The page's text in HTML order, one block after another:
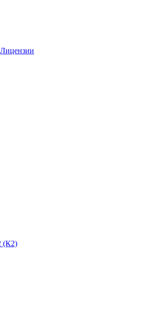
Лицензии
(К2)